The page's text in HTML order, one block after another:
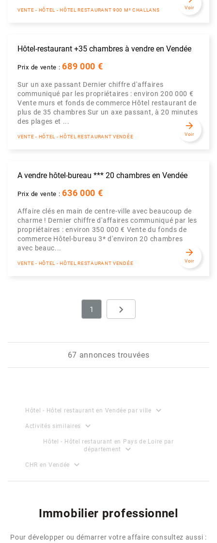
VENTE - HÔTEL - HÔTEL RESTAURANT 900 M² CHALLANS Voir
Hôtel-restaurant +35 chambres à vendre en Vendée
Prix de vente :689 000 €
Sur un axe passant Dernier chiffre d'affaires
communiqué par les propriétaires : environ 200 000 €
Vente murs et fonds de commerce Hôtel restaurant de
plus de 35 chambres Sur un axe passant, à 20 minutes
des plages et ...
VENTE - HÔTEL - HÔTEL RESTAURANT VENDÉE
arrow_forward
Voir
A vendre hôtel-bureau *** 20 chambres en Vendée
Prix de vente :636 000 €
Affaire clés en main de centre-ville avec beaucoup de
charme ! Dernier chiffre d'affaires communiqué par les
propriétaires : environ 350 000 € Vente du fonds de
commerce Hôtel-bureau 3* d'environ 20 chambres
avec beauc...
VENTE - HÔTEL - HÔTEL RESTAURANT VENDÉE
arrow_forward
Voir
1 navigate_next
67 annonces trouvées
Hôtel - Hôtel restaurant en Vendée par ville expand_more
Activités similaires expand_more
Hôtel - Hôtel restaurant en Pays de Loire par
département
expand_more
CHR en Vendée expand_more
Immobilier professionnel
Pour développer ou démarrer votre affaire consultez aussi :